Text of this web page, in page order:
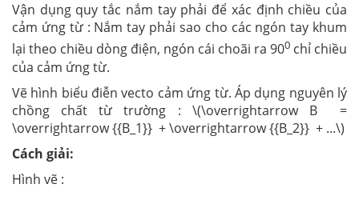
Vận dụng quy tắc nắm tay phải để xác định chiều của
cảm ứng từ : Nắm tay phải sao cho các ngón tay khum
lại theo chiều dòng điện, ngón cái choãi ra 900 chỉ chiều
của cảm ứng từ.
Vẽ hình biểu điễn vecto cảm ứng từ. Áp dụng nguyên lý
chồng chất từ trường : \(\overrightarrow B =
\overrightarrow {{B_1}} + \overrightarrow {{B_2}} + ...\)
Cách giải:
Hình vẽ :